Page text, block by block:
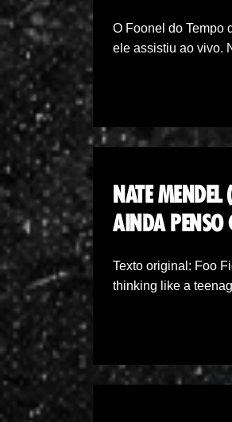
O Foonel do Tempo
ele assistiu ao vivo.
NATE
AINDA PENSO
Texto original: Foo
thinking like a